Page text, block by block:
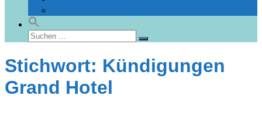
Suchen
nach:
Suchen
Stichwort: Kündigungen
Grand Hotel